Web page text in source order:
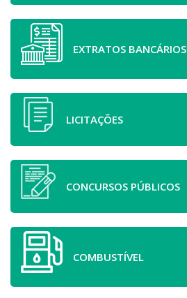
EXTRATOS BANCÁRIOS
LICITAÇÕES
CONCURSOS PÚBLICOS
COMBUSTÍVEL